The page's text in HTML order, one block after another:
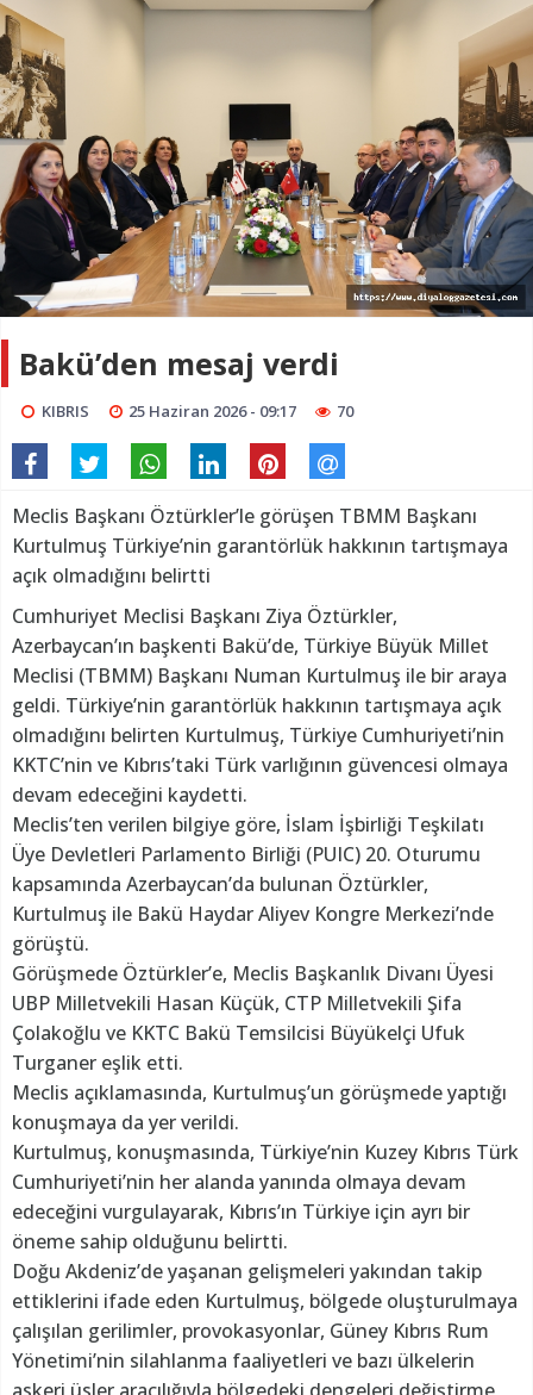
Bakü’den mesaj verdi
KIBRIS 25 Haziran 2026 - 09:17 70
Meclis Başkanı Öztürkler’le görüşen TBMM Başkanı
Kurtulmuş Türkiye’nin garantörlük hakkının tartışmaya
açık olmadığını belirtti
Cumhuriyet Meclisi Başkanı Ziya Öztürkler,
Azerbaycan’ın başkenti Bakü’de, Türkiye Büyük Millet
Meclisi (TBMM) Başkanı Numan Kurtulmuş ile bir araya
geldi. Türkiye’nin garantörlük hakkının tartışmaya açık
olmadığını belirten Kurtulmuş, Türkiye Cumhuriyeti’nin
KKTC’nin ve Kıbrıs’taki Türk varlığının güvencesi olmaya
devam edeceğini kaydetti.
Meclis’ten verilen bilgiye göre, İslam İşbirliği Teşkilatı
Üye Devletleri Parlamento Birliği (PUIC) 20. Oturumu
kapsamında Azerbaycan’da bulunan Öztürkler,
Kurtulmuş ile Bakü Haydar Aliyev Kongre Merkezi’nde
görüştü.
Görüşmede Öztürkler’e, Meclis Başkanlık Divanı Üyesi
UBP Milletvekili Hasan Küçük, CTP Milletvekili Şifa
Çolakoğlu ve KKTC Bakü Temsilcisi Büyükelçi Ufuk
Turganer eşlik etti.
Meclis açıklamasında, Kurtulmuş’un görüşmede yaptığı
konuşmaya da yer verildi.
Kurtulmuş, konuşmasında, Türkiye’nin Kuzey Kıbrıs Türk
Cumhuriyeti’nin her alanda yanında olmaya devam
edeceğini vurgulayarak, Kıbrıs’ın Türkiye için ayrı bir
öneme sahip olduğunu belirtti.
Doğu Akdeniz’de yaşanan gelişmeleri yakından takip
ettiklerini ifade eden Kurtulmuş, bölgede oluşturulmaya
çalışılan gerilimler, provokasyonlar, Güney Kıbrıs Rum
Yönetimi’nin silahlanma faaliyetleri ve bazı ülkelerin